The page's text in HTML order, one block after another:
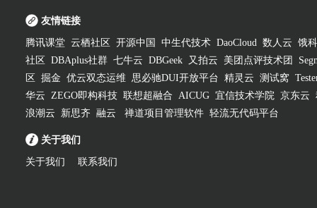
友情链接
腾讯课堂 云栖社区 开源中国 中生代技术 DaoCloud 数人云 饿
社区
DBAplus社群 七牛云 DBGeek 又拍云 美团点评技术团
区
掘金 优云双态运维 思必驰DUI开放平台 精灵云 测试窝
华云 ZEGO即构科技 联想超融合 AICUG 宜信技术学院 京东云
浪潮云
新思齐 融云 禅道项目管理软件 轻流无代码平台
关于我们
关于我们 联系我们